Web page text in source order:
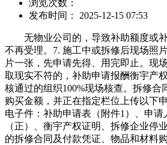
浏览次数：
发布时间： 2025-12-15 07:53
无物业公司的，导致补助额度或补
不再受理。7. 施工中或拆修后现场照
片一张，先申请先得、用完即止。现
取现实不符的，补助申请报酬衡宇产
核通过的组织100%现场核查。拆修合
购买金额，并正在指定栏位上传以下
电子件：补助申请表（附件1）、申请
（正）、衡宇产权证明、拆修企业停
的拆修合同及付款凭证、物品和材料